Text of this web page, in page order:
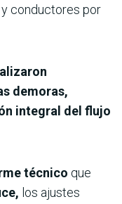
conductores por
demoras,
integral del flujo
técnico que
los ajustes